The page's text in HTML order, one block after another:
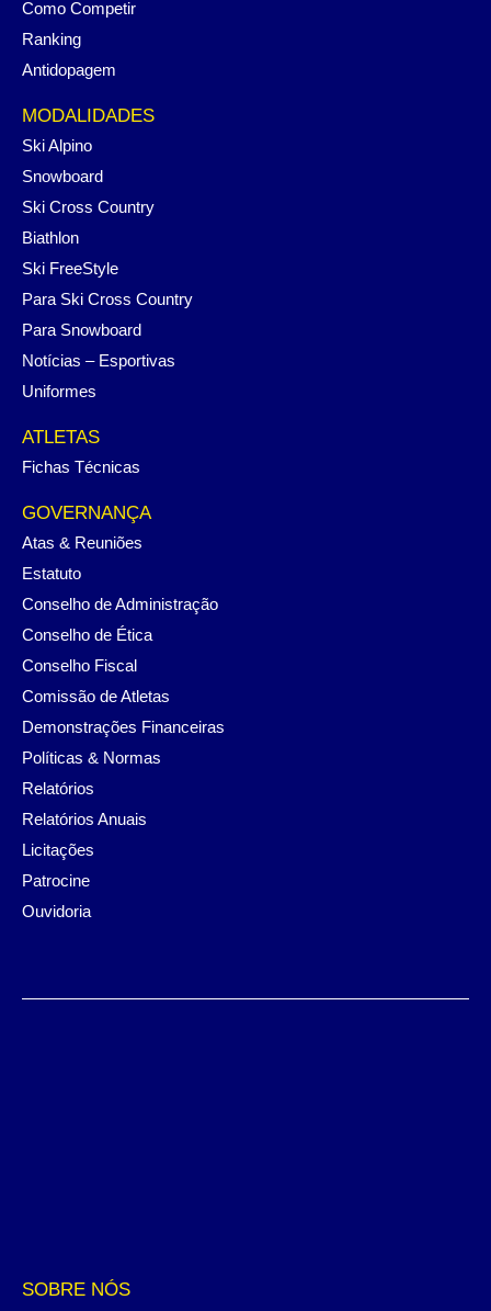
Como Competir
Ranking
Antidopagem
MODALIDADES
Ski Alpino
Snowboard
Ski Cross Country
Biathlon
Ski FreeStyle
Para Ski Cross Country
Para Snowboard
Notícias – Esportivas
Uniformes
ATLETAS
Fichas Técnicas
GOVERNANÇA
Atas & Reuniões
Estatuto
Conselho de Administração
Conselho de Ética
Conselho Fiscal
Comissão de Atletas
Demonstrações Financeiras
Políticas & Normas
Relatórios
Relatórios Anuais
Licitações
Patrocine
Ouvidoria
SOBRE NÓS